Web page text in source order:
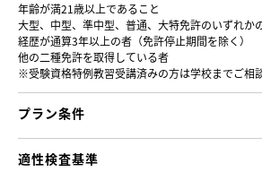
年齢が満21歳以上であること
大型、中型、準中型、普通、大特免許のいずれか
経歴が通算3年以上の者（免許停止期間を除く）
他の二種免許を取得している者
※受験資格特例教習受講済みの方は学校までご相
プラン条件
適性検査基準